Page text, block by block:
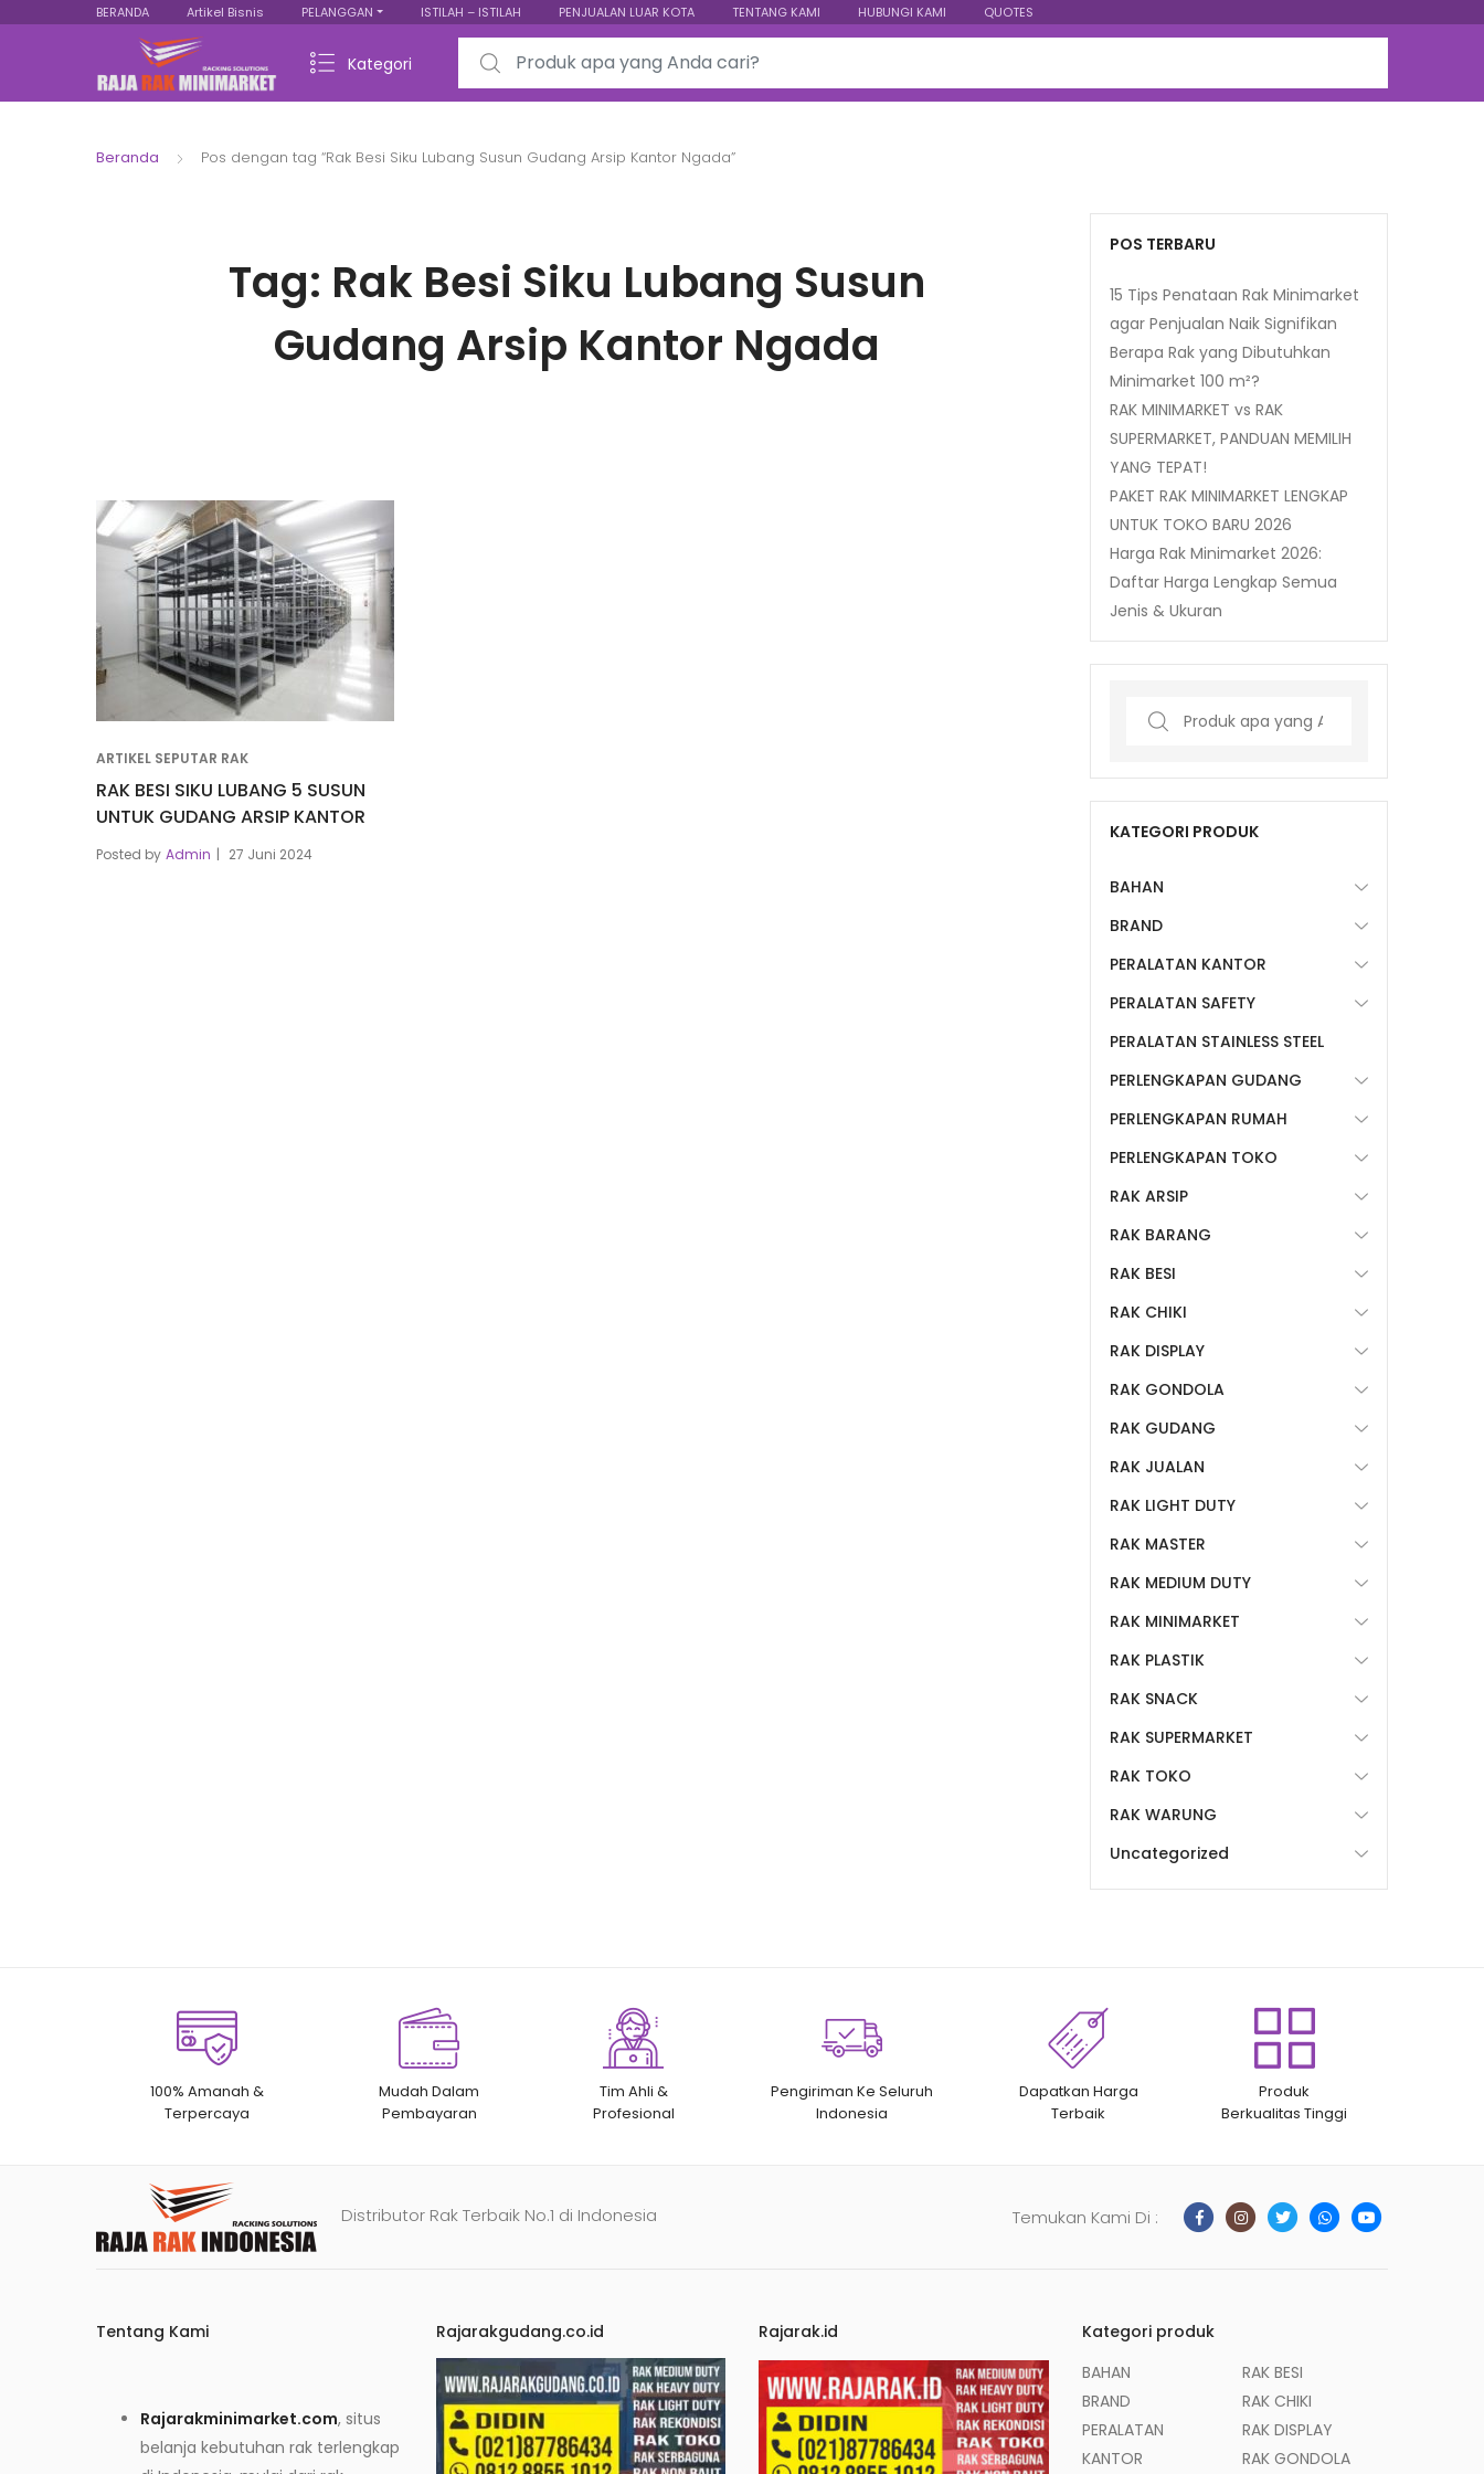
BERANDA Artikel Bisnis PELANGGAN ISTILAH – ISTILAH PENJUALAN LUAR KOTA TENTANG KAMI HUBUNGI KAMI QUOTES
Kategori
Search for:
Beranda Pos dengan tag “Rak Besi Siku Lubang Susun Gudang Arsip Kantor Ngada”
Tag: Rak Besi Siku Lubang Susun
Gudang Arsip Kantor Ngada
ARTIKEL SEPUTAR RAK
RAK BESI SIKU LUBANG 5 SUSUN
UNTUK GUDANG ARSIP KANTOR
Posted by Admin 27 Juni 2024
POS TERBARU
15 Tips Penataan Rak Minimarket
agar Penjualan Naik Signifikan
Berapa Rak yang Dibutuhkan
Minimarket 100 m²?
RAK MINIMARKET vs RAK
SUPERMARKET, PANDUAN MEMILIH
YANG TEPAT!
PAKET RAK MINIMARKET LENGKAP
UNTUK TOKO BARU 2026
Harga Rak Minimarket 2026:
Daftar Harga Lengkap Semua
Jenis & Ukuran
Search
KATEGORI PRODUK
BAHAN
BRAND
PERALATAN KANTOR
PERALATAN SAFETY
PERALATAN STAINLESS STEEL
PERLENGKAPAN GUDANG
PERLENGKAPAN RUMAH
PERLENGKAPAN TOKO
RAK ARSIP
RAK BARANG
RAK BESI
RAK CHIKI
RAK DISPLAY
RAK GONDOLA
RAK GUDANG
RAK JUALAN
RAK LIGHT DUTY
RAK MASTER
RAK MEDIUM DUTY
RAK MINIMARKET
RAK PLASTIK
RAK SNACK
RAK SUPERMARKET
RAK TOKO
RAK WARUNG
Uncategorized
100% Amanah &
Terpercaya
Mudah Dalam
Pembayaran
Tim Ahli &
Profesional
Pengiriman Ke Seluruh
Indonesia
Dapatkan Harga
Terbaik
Produk
Berkualitas Tinggi
Distributor Rak Terbaik No.1 di Indonesia Temukan Kami Di :
Tentang Kami
Rajarakminimarket.com, situs
belanja kebutuhan rak terlengkap
Rajarakgudang.co.id Rajarak.id
Kategori produk
BAHAN
BRAND
PERALATAN
KANTOR
RAK BESI
RAK CHIKI
RAK DISPLAY
RAK GONDOLA